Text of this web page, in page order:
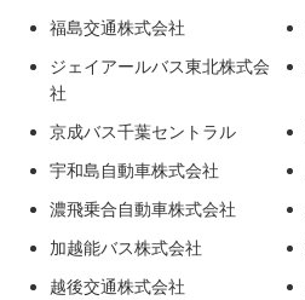
福島交通株式会社
ジェイアールバス東北株式会
社
京成バス千葉セントラル
宇和島自動車株式会社
濃飛乗合自動車株式会社
加越能バス株式会社
越後交通株式会社